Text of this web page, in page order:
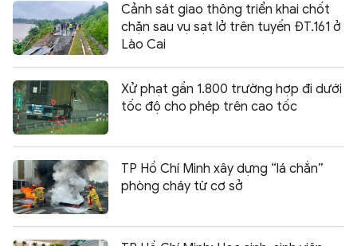
Cảnh sát giao thông triển khai chốt
chặn sau vụ sạt lở trên tuyến ĐT.161 ở
Lào Cai
Xử phạt gần 1.800 trường hợp đi dưới
tốc độ cho phép trên cao tốc
TP Hồ Chí Minh xây dựng “lá chắn”
phòng cháy từ cơ sở